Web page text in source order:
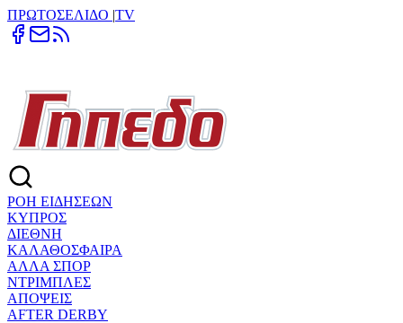
ΠΡΩΤΟΣΕΛΙΔΟ |TV
ΡΟΗ ΕΙΔΗΣΕΩΝ
ΚΥΠΡΟΣ
ΔΙΕΘΝΗ
ΚΑΛΑΘΟΣΦΑΙΡΑ
ΑΛΛΑ ΣΠΟΡ
ΝΤΡΙΜΠΛΕΣ
ΑΠΟΨΕΙΣ
AFTER DERBY